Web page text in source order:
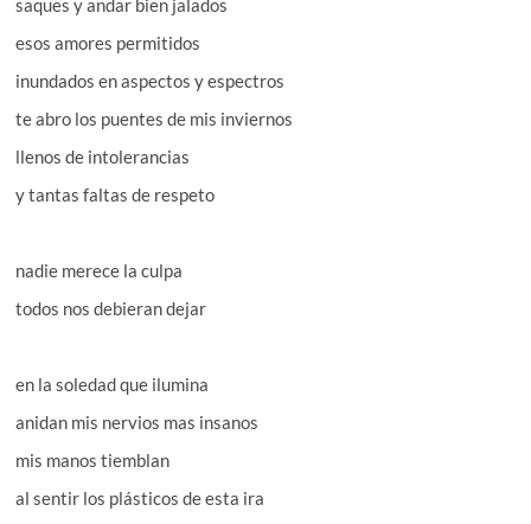
saques y andar bien jalados
esos amores permitidos
inundados en aspectos y espectros
te abro los puentes de mis inviernos
llenos de intolerancias
y tantas faltas de respeto
nadie merece la culpa
todos nos debieran dejar
en la soledad que ilumina
anidan mis nervios mas insanos
mis manos tiemblan
al sentir los plásticos de esta ira